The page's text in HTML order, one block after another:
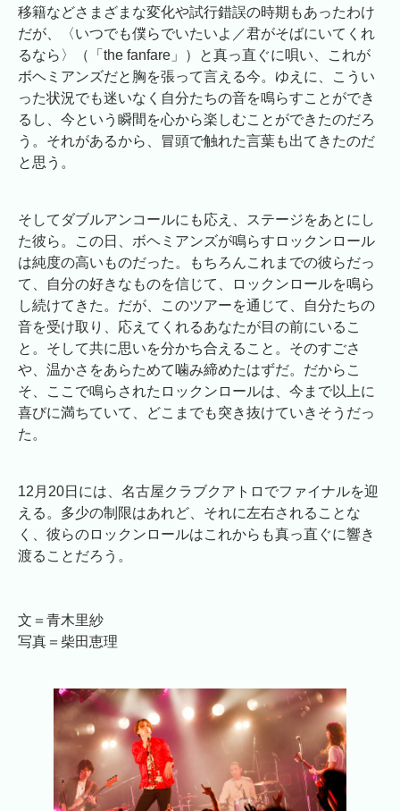
移籍などさまざまな変化や試行錯誤の時期もあったわけ
だが、〈いつでも僕らでいたいよ／君がそばにいてくれ
るなら〉（「the fanfare」）と真っ直ぐに唄い、これが
ボヘミアンズだと胸を張って言える今。ゆえに、こうい
った状況でも迷いなく自分たちの音を鳴らすことができ
るし、今という瞬間を心から楽しむことができたのだろ
う。それがあるから、冒頭で触れた言葉も出てきたのだ
と思う。
そしてダブルアンコールにも応え、ステージをあとにし
た彼ら。この日、ボヘミアンズが鳴らすロックンロール
は純度の高いものだった。もちろんこれまでの彼らだっ
て、自分の好きなものを信じて、ロックンロールを鳴ら
し続けてきた。だが、このツアーを通じて、自分たちの
音を受け取り、応えてくれるあなたが目の前にいるこ
と。そして共に思いを分かち合えること。そのすごさ
や、温かさをあらためて噛み締めたはずだ。だからこ
そ、ここで鳴らされたロックンロールは、今まで以上に
喜びに満ちていて、どこまでも突き抜けていきそうだっ
た。
12月20日には、名古屋クラブクアトロでファイナルを迎
える。多少の制限はあれど、それに左右されることな
く、彼らのロックンロールはこれからも真っ直ぐに響き
渡ることだろう。
文＝青木里紗
写真＝柴田恵理